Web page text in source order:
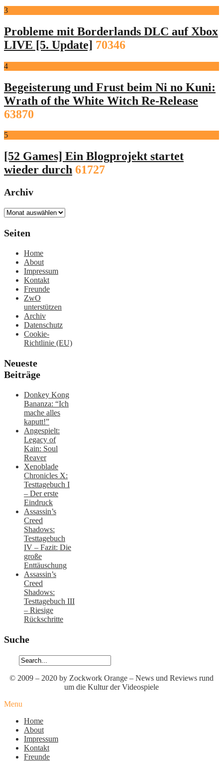
3
Probleme mit Borderlands DLC auf Xbox
LIVE [5. Update] 70346
4
Begeisterung und Frust beim Ni no Kuni:
Wrath of the White Witch Re-Release
63870
5
[52 Games] Ein Blogprojekt startet
wieder durch 61727
Archiv
Archiv
Seiten
Home
About
Impressum
Kontakt
Freunde
ZwO
unterstützen
Archiv
Datenschutz
Cookie-
Richtlinie (EU)
Neueste
Beiträge
Donkey Kong
Bananza: “Ich
mache alles
kaputt!”
Angespielt:
Legacy of
Kain: Soul
Reaver
Xenoblade
Chronicles X:
Testtagebuch I
– Der erste
Eindruck
Assassin’s
Creed
Shadows:
Testtagebuch
IV – Fazit: Die
große
Enttäuschung
Assassin’s
Creed
Shadows:
Testtagebuch III
– Riesige
Rückschritte
Suche
© 2009 – 2020 by Zockwork Orange – News und Reviews rund
um die Kultur der Videospiele
Menu
Home
About
Impressum
Kontakt
Freunde